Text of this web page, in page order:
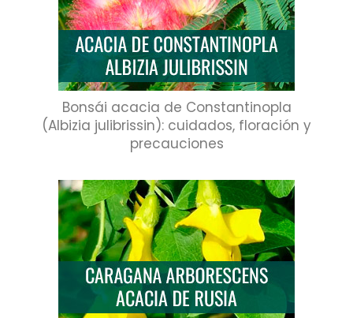
Bonsái acacia de Constantinopla
(Albizia julibrissin): cuidados, floración y
precauciones